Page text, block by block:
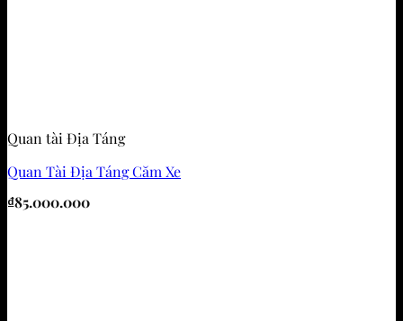
Quan tài Địa Táng
Quan Tài Địa Táng Căm Xe
₫85.000.000